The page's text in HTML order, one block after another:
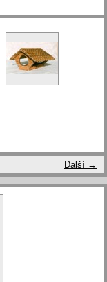
Další →